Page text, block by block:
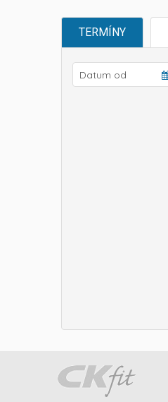
TERMÍNY